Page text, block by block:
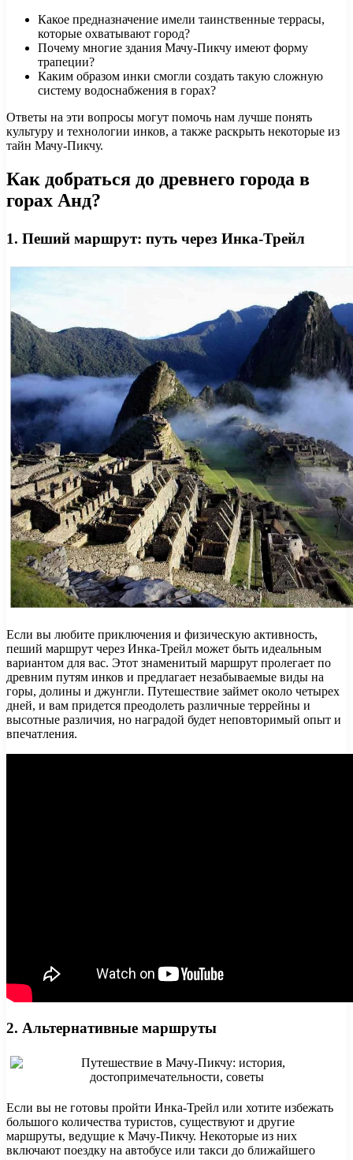
Какое предназначение имели таинственные террасы,
которые охватывают город?
Почему многие здания Мачу-Пикчу имеют форму
трапеции?
Каким образом инки смогли создать такую сложную
систему водоснабжения в горах?
Ответы на эти вопросы могут помочь нам лучше понять
культуру и технологии инков, а также раскрыть некоторые из
тайн Мачу-Пикчу.
Как добраться до древнего города в
горах Анд?
1. Пеший маршрут: путь через Инка-Трейл
Если вы любите приключения и физическую активность,
пеший маршрут через Инка-Трейл может быть идеальным
вариантом для вас. Этот знаменитый маршрут пролегает по
древним путям инков и предлагает незабываемые виды на
горы, долины и джунгли. Путешествие займет около четырех
дней, и вам придется преодолеть различные террейны и
высотные различия, но наградой будет неповторимый опыт и
впечатления.
2. Альтернативные маршруты
Если вы не готовы пройти Инка-Трейл или хотите избежать
большого количества туристов, существуют и другие
маршруты, ведущие к Мачу-Пикчу. Некоторые из них
включают поездку на автобусе или такси до ближайшего